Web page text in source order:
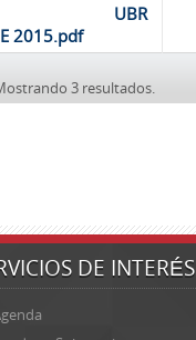
UBR
E 2015.pdf
3 resultados.
DE INTERÉS